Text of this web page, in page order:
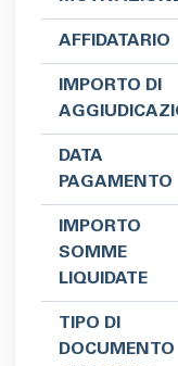
AFFIDATARIO
IMPORTO DI
DATA
PAGAMENTO
IMPORTO
SOMME
LIQUIDATE
TIPO DI
DOCUMENTO